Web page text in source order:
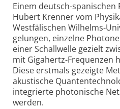
Einem deutsch-spanischen
Hubert Krenner vom
West­fälischen Wilhelms-
gelungen, einzelne
einer Schallwelle gezielt
mit Gigahertz-Frequenzen
Diese erstmals gezeigte
akustische
integrierte photonische
werden.